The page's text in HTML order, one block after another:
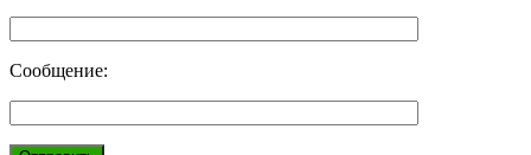
Сообщение: